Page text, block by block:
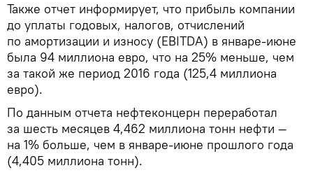
Также отчет информирует, что прибыль компании
до уплаты годовых, налогов, отчислений
по амортизации и износу (EBITDA) в январе-июне
была 94 миллиона евро, что на 25% меньше, чем
за такой же период 2016 года (125,4 миллиона
евро).
По данным отчета нефтеконцерн переработал
за шесть месяцев 4,462 миллиона тонн нефти —
на 1% больше, чем в январе-июне прошлого года
(4,405 миллиона тонн).